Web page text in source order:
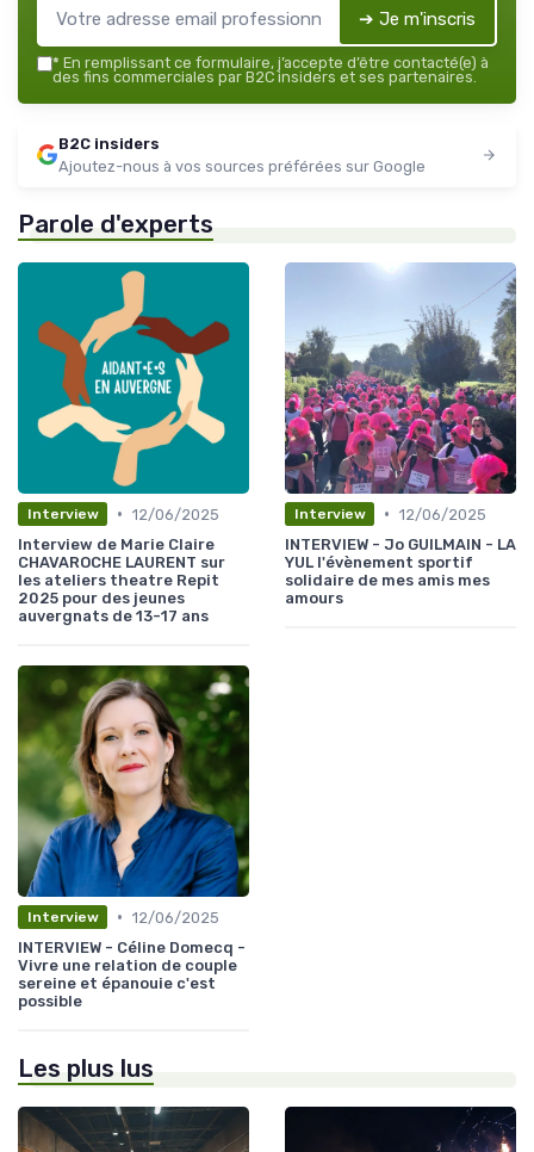
➔ Je m'inscris
* En remplissant ce formulaire, j’accepte d’être contacté(e) à
des fins commerciales par B2C insiders et ses partenaires.
B2C insiders
Ajoutez-nous à vos sources préférées sur Google
Parole d'experts
Interview • 12/06/2025
Interview de Marie Claire
CHAVAROCHE LAURENT sur
les ateliers theatre Repit
2025 pour des jeunes
auvergnats de 13-17 ans
Interview • 12/06/2025
INTERVIEW - Jo GUILMAIN - LA
YUL l'évènement sportif
solidaire de mes amis mes
amours
Interview • 12/06/2025
INTERVIEW - Céline Domecq -
Vivre une relation de couple
sereine et épanouie c'est
possible
Les plus lus